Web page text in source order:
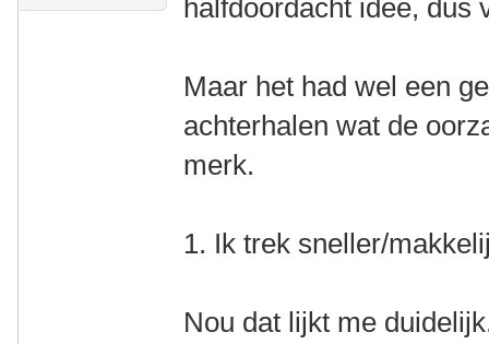
halfdoordacht idee, dus
Maar het had wel een
achterhalen wat de
merk.
1. Ik trek sneller/
Nou dat lijkt me